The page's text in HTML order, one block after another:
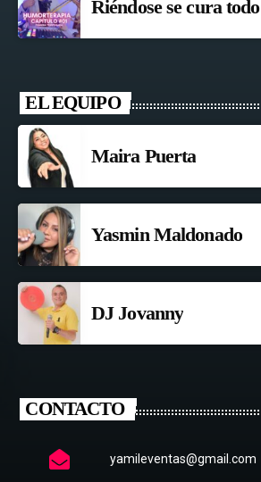
Riéndose se cura todo
EL EQUIPO
Maira Puerta
Yasmin Maldonado
DJ Jovanny
CONTACTO
yamileventas@gmail.com